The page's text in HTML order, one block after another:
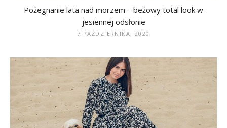
Pożegnanie lata nad morzem – beżowy total look w
jesiennej odsłonie
7 PAŹDZIERNIKA, 2020